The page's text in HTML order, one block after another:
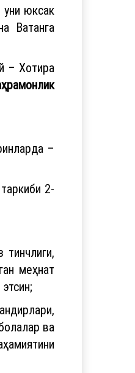
уни юксак
Ватанга
– Хотира
–
2-
меҳнат
ва